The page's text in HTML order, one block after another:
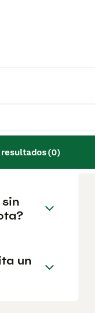
resultados(0)
mejor
un